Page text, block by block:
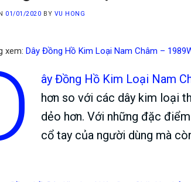
01/01/2020 BY VU HONG
xem: Dây Đồng Hồ Kim Loại Nam Châm –
ây Đồng Hồ Kim Loại Nam
hơn so với các dây kim loại
dẻo hơn. Với những đặc
cổ tay của người dùng mà